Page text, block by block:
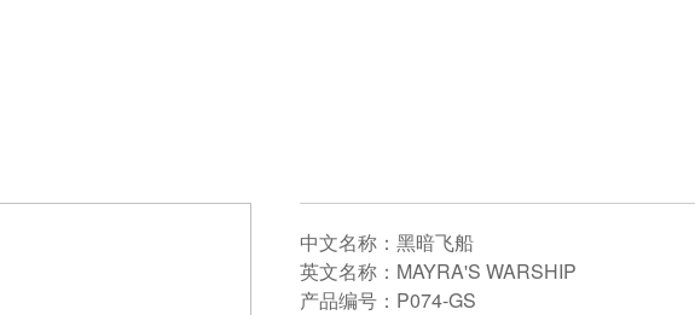
中文名称：黑暗飞船
英文名称：MAYRA'S WARSHIP
产品编号：P074-GS